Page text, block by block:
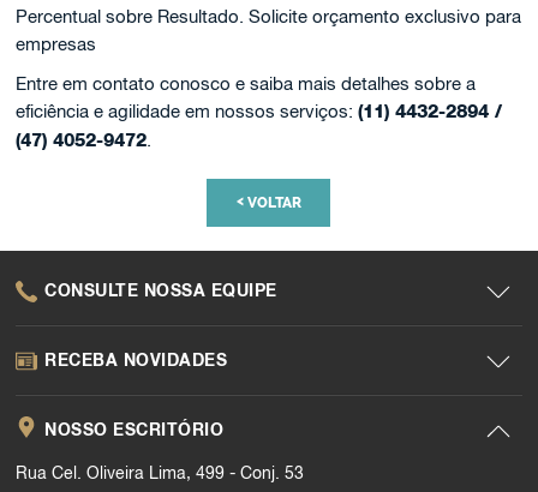
Percentual sobre Resultado. Solicite orçamento exclusivo para
empresas
Entre em contato conosco e saiba mais detalhes sobre a
eficiência e agilidade em nossos serviços:(11) 4432-2894 /
(47) 4052-9472.
<VOLTAR
CONSULTE NOSSA EQUIPE
RECEBA NOVIDADES
NOSSO ESCRITÓRIO
Rua Cel. Oliveira Lima, 499 - Conj. 53